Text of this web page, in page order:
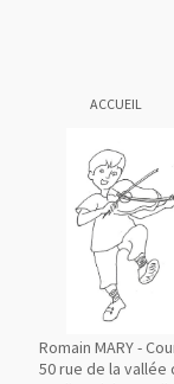
ACCUEIL
Romain MARY -
50 rue de la vallée